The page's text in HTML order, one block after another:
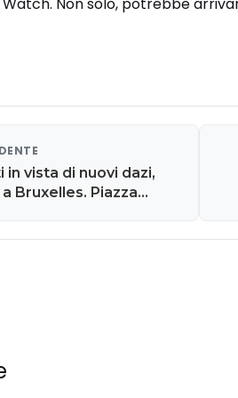
vista di nuovi dazi,
Bruxelles. Piazza